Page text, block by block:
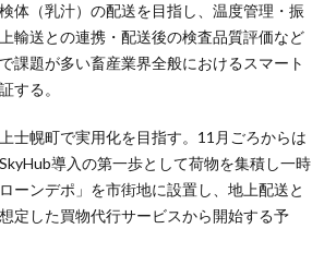
体（乳汁）の配送を目指し、温度管理・振
輸送との連携・配送後の検査品質評価など
課題が多い畜産業界全般におけるスマート
する。
士幌町で実用化を目指す。11月ごろからは
導入の第一歩として荷物を集積し一時
ーンデポ」を市街地に設置し、地上配送と
定した買物代行サービスから開始する予